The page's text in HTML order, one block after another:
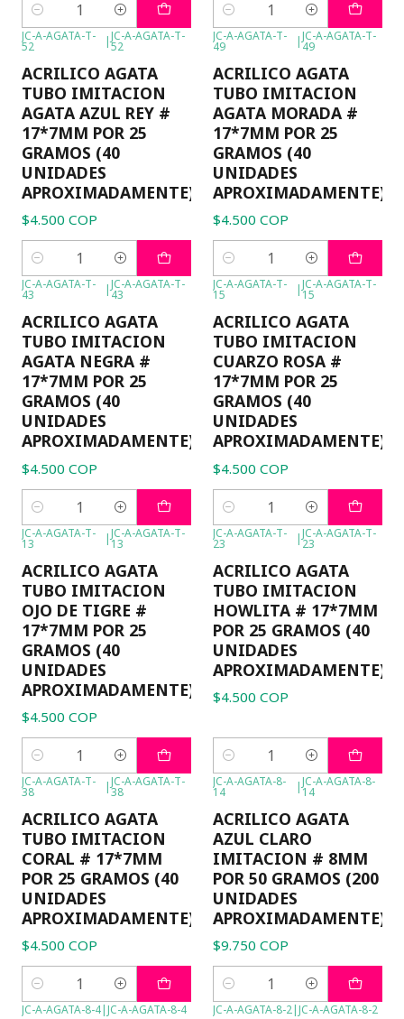
Cantidad Cantidad
JC-A-AGATA-T-
52 |JC-A-AGATA-T-
52
ACRILICO AGATA
TUBO IMITACION
AGATA AZUL REY #
17*7MM POR 25
GRAMOS (40
UNIDADES
APROXIMADAMENTE)
$4.500 COP
Cantidad
JC-A-AGATA-T-
49 |JC-A-AGATA-T-
49
ACRILICO AGATA
TUBO IMITACION
AGATA MORADA #
17*7MM POR 25
GRAMOS (40
UNIDADES
APROXIMADAMENTE)
$4.500 COP
Cantidad
JC-A-AGATA-T-
43 |JC-A-AGATA-T-
43
ACRILICO AGATA
TUBO IMITACION
AGATA NEGRA #
17*7MM POR 25
GRAMOS (40
UNIDADES
APROXIMADAMENTE)
$4.500 COP
Cantidad
JC-A-AGATA-T-
15 |JC-A-AGATA-T-
15
ACRILICO AGATA
TUBO IMITACION
CUARZO ROSA #
17*7MM POR 25
GRAMOS (40
UNIDADES
APROXIMADAMENTE)
$4.500 COP
Cantidad
JC-A-AGATA-T-
13 |JC-A-AGATA-T-
13
ACRILICO AGATA
TUBO IMITACION
OJO DE TIGRE #
17*7MM POR 25
GRAMOS (40
UNIDADES
APROXIMADAMENTE)
$4.500 COP
Cantidad
JC-A-AGATA-T-
23 |JC-A-AGATA-T-
23
ACRILICO AGATA
TUBO IMITACION
HOWLITA # 17*7MM
POR 25 GRAMOS (40
UNIDADES
APROXIMADAMENTE)
$4.500 COP
Cantidad
JC-A-AGATA-T-
38 |JC-A-AGATA-T-
38
ACRILICO AGATA
TUBO IMITACION
CORAL # 17*7MM
POR 25 GRAMOS (40
UNIDADES
APROXIMADAMENTE)
$4.500 COP
Cantidad
JC-A-AGATA-8-
14 |JC-A-AGATA-8-
14
ACRILICO AGATA
AZUL CLARO
IMITACION # 8MM
POR 50 GRAMOS (200
UNIDADES
APROXIMADAMENTE)
$9.750 COP
Cantidad
JC-A-AGATA-8-4|JC-A-AGATA-8-4 JC-A-AGATA-8-2|JC-A-AGATA-8-2